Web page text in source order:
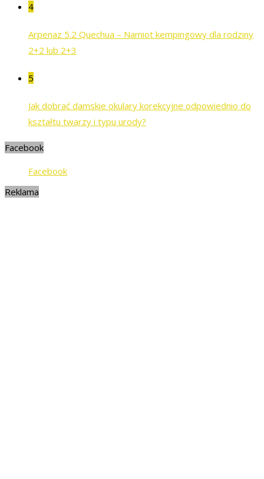
4
Arpenaz 5.2 Quechua – Namiot kempingowy dla rodziny
2+2 lub 2+3
5
Jak dobrać damskie okulary korekcyjne odpowiednio do
kształtu twarzy i typu urody?
Facebook
Facebook
Reklama